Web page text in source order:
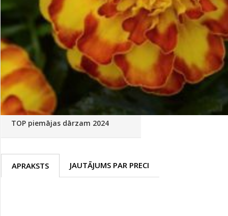
Palīglīdzekļi augu audzēšanai(72)
Klientu Diena
Novatec - izcils mēslošanai arī
sezonas otrajā pusē!
Piedāvājums ābeļdārziem
TOP piemājas dārzam 2024
APRAKSTS JAUTĀJUMS PAR PRECI